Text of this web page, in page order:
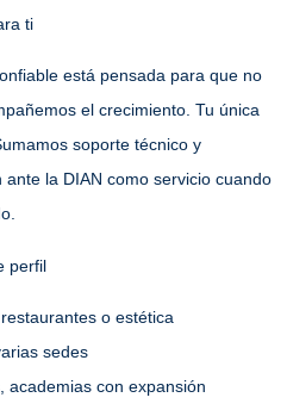
ti
está pensada para que no
el crecimiento. Tu única
soporte técnico y
la DIAN como servicio cuando
perfil
o estética
sedes
academias con expansión